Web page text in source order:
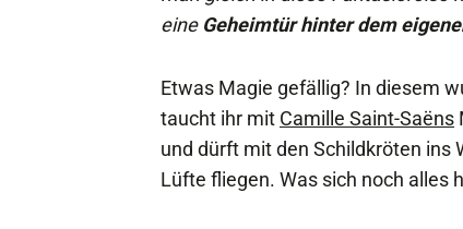
eine Geheimtür hinter dem
Etwas Magie gefällig? In diesem
taucht ihr mit Camille Saint-Saëns
und dürft mit den Schildkröten ins
Lüfte fliegen. Was sich noch alles